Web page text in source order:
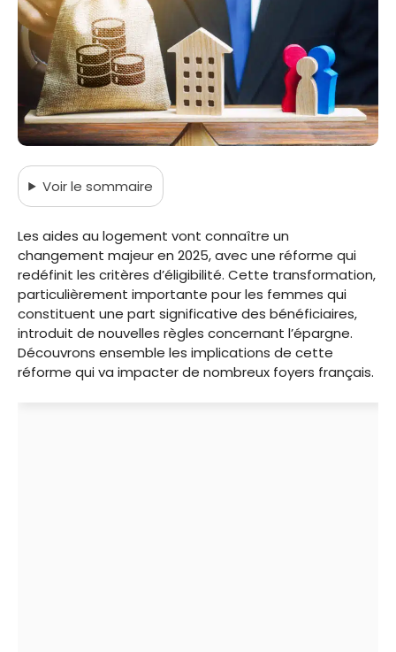
Voirle sommaire
Les aides au logement vont connaître un
changement majeur en 2025, avec une réforme qui
redéfinit les critères d’éligibilité. Cette transformation,
particulièrement importante pour les femmes qui
constituent une part significative des bénéficiaires,
introduit de nouvelles règles concernant l’épargne.
Découvrons ensemble les implications de cette
réforme qui va impacter de nombreux foyers français.